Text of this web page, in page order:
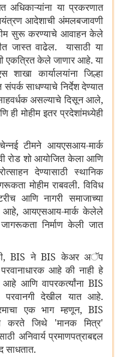
अधिकाऱ्यांना या प्रकरणात
आदेशाची अंमलबजावणी
सुरू करण्याचे आवाहन केले
जास्त वाढेल. यासाठी या
एकत्रित केले जाणार आहे. या
शाखा कार्यालयांना जिल्हा
साधण्याचे निर्देश देण्यात
असल्याचे दिसून आले,
ही मोहीम इतर प्रदेशांमध्येही
टीमने आयएसआय-मार्क
रोड शो आयोजित केला आणि
देण्यासाठी स्थानिक
मोहीम राबवली. विविध
आणि नागरी समाजाच्या
आहे, आयएसआय-मार्क केलेले
जागरूकता निर्माण केली जात
, BISनेBISकेअर अॅप
आहे की नाही हे
आणि वापरकर्त्यांना BIS
देखील यात आहे.
एक भाग म्हणून, BIS
करते जिथे 'मानक मित्र'
अनिवार्य प्रमाणपत्राबद्दल
साधतात.